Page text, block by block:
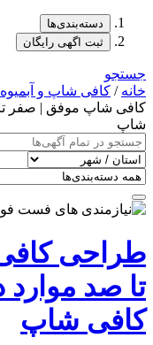
دسته‌بندی‌ها
ثبت اگهی رایگان
جستجو
خانه / کافی شاپ و آبمیوه
کافی شاپ موفق‌ | صفر
شاپ
طراحی
تا صد
کافی شاپ